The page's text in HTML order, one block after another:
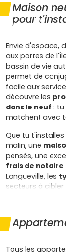
Maison
pour
Envie d'espace,
aux portes de
bassin de vie
permet de
facile aux
découvre les
dans le neuf :
matchent avec
Que tu
malin, une
pensés, une
frais de notaire
Longueville, les
secteurs à
Pourquoi
de vie
Tous les